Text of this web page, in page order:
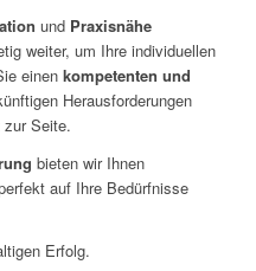
und Praxisnähe
weiter, um Ihre individuellen
einen kompetenten und
Herausforderungen
Seite.
bieten wir Ihnen
auf Ihre Bedürfnisse
Erfolg.